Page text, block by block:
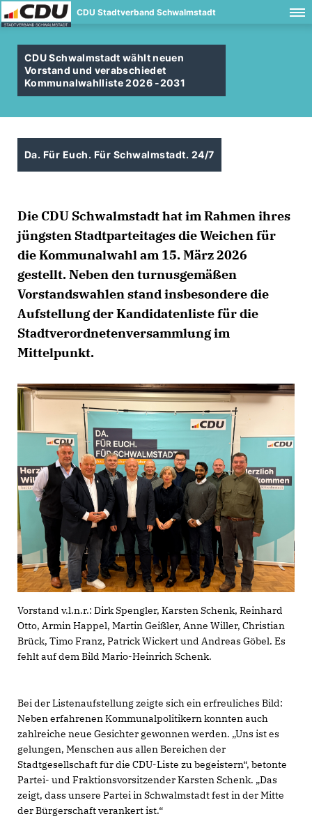
CDU Stadtverband Schwalmstadt
CDU Schwalmstadt wählt neuen
Vorstand und verabschiedet
Kommunalwahlliste 2026 -2031
Da. Für Euch. Für Schwalmstadt. 24/7
Die CDU Schwalmstadt hat im Rahmen ihres
jüngsten Stadtparteitages die Weichen für
die Kommunalwahl am 15. März 2026
gestellt. Neben den turnusgemäßen
Vorstandswahlen stand insbesondere die
Aufstellung der Kandidatenliste für die
Stadtverordnetenversammlung im
Mittelpunkt.
Vorstand v.l.n.r.: Dirk Spengler, Karsten Schenk, Reinhard
Otto, Armin Happel, Martin Geißler, Anne Willer, Christian
Brück, Timo Franz, Patrick Wickert und Andreas Göbel. Es
fehlt auf dem Bild Mario-Heinrich Schenk.
Bei der Listenaufstellung zeigte sich ein erfreuliches Bild:
Neben erfahrenen Kommunalpolitikern konnten auch
zahlreiche neue Gesichter gewonnen werden. „Uns ist es
gelungen, Menschen aus allen Bereichen der
Stadtgesellschaft für die CDU-Liste zu begeistern“, betonte
Partei- und Fraktionsvorsitzender Karsten Schenk. „Das
zeigt, dass unsere Partei in Schwalmstadt fest in der Mitte
der Bürgerschaft verankert ist.“